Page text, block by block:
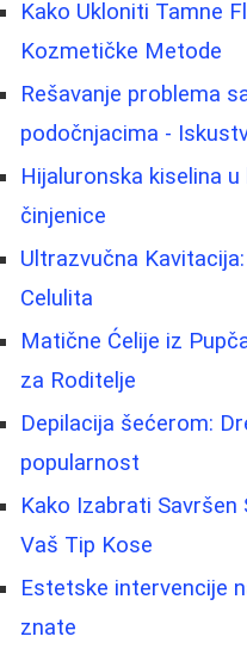
Kako Ukloniti Tamne
Kozmetičke Metode
Rešavanje problema
podočnjacima -
Hijaluronska kiselina
činjenice
Ultrazvučna
Celulita
Matične Ćelije iz
za Roditelje
Depilacija šećerom:
popularnost
Kako Izabrati
Vaš Tip Kose
Estetske intervencije
znate